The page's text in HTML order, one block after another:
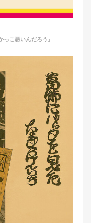
こ悪いんだろう』